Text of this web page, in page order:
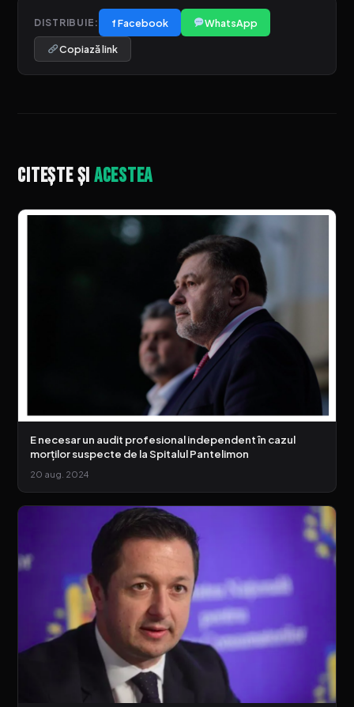
DISTRIBUIE: f Facebook WhatsApp
Copiază link
Citește șiacestea
E necesar un audit profesional independent în cazul
morților suspecte de la Spitalul Pantelimon
20 aug. 2024